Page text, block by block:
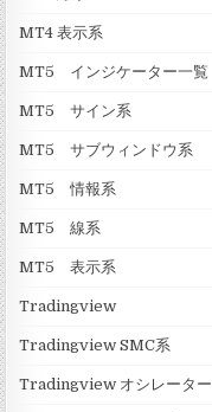
MT4 表示系
MT5 インジケーター一覧
MT5 サイン系
MT5 サブウィンドウ系
MT5 情報系
MT5 線系
MT5 表示系
Tradingview
Tradingview SMC系
Tradingview オシレーター